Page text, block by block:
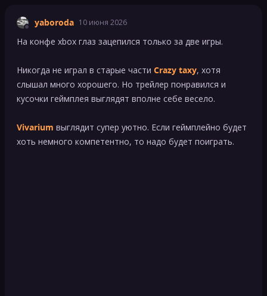
yaboroda 10 июня 2026
На конфе xbox глаз зацепился только за две игры.
Никогда не играл в старые части Crazy taxy, хотя
слышал много хорошего. Но трейлер понравился и
кусочки геймплея выглядят вполне себе весело.
Vivarium выглядит супер уютно. Если геймплейно будет
хоть немного компетентно, то надо будет поиграть.